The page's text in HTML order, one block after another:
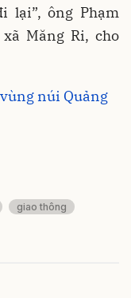
lại”, ông Phạm
Măng Ri, cho
núi Quảng
giao thông